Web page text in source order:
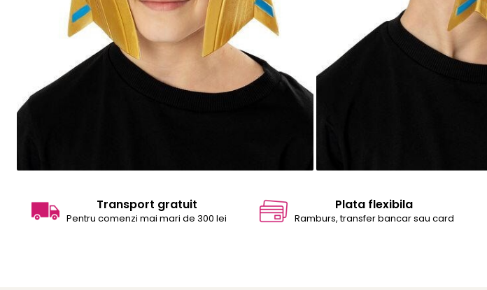
Transport gratuit
Pentru comenzi mai mari de 300 lei
Plata flexibila
Ramburs, transfer bancar sau card